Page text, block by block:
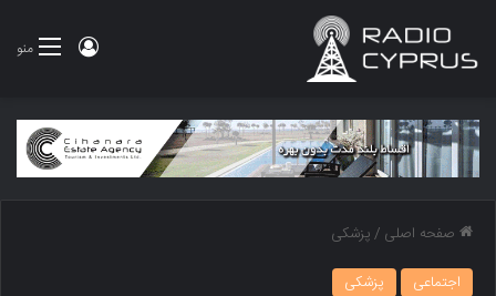
منو ورود
صفحه اصلی /پزشکی
اجتماعی
پزشکی